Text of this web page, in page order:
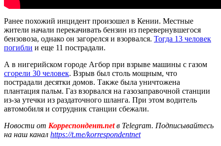
Ранее похожий инцидент произошел в Кении. Местные
жители начали перекачивать бензин из перевернувшегося
бензовоза, однако он загорелся и взорвался. Тогда 13 человек
погибли и еще 11 пострадали.
А в нигерийском городе Агбор при взрыве машины с газом
сгорели 30 человек. Взрыв был столь мощным, что
пострадали десятки домов. Также была уничтожена
плантация пальм. Газ взорвался на газозаправочной станции
из-за утечки из раздаточного шланга. При этом водитель
автомобиля и сотрудник станции сбежали.
Новости от Корреспондент.netв Telegram. Подписывайтесь
на наш канал https://t.me/korrespondentnet